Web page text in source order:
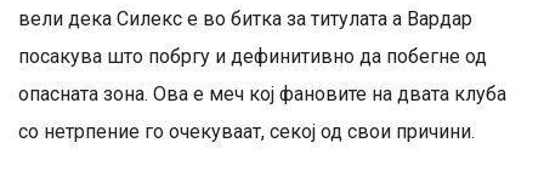
вели дека Силекс е во битка за титулата а Вардар
посакува што побргу и дефинитивно да побегне од
опасната зона. Ова е меч кој фановите на двата клуба
со нетрпение го очекуваат, секој од свои причини.